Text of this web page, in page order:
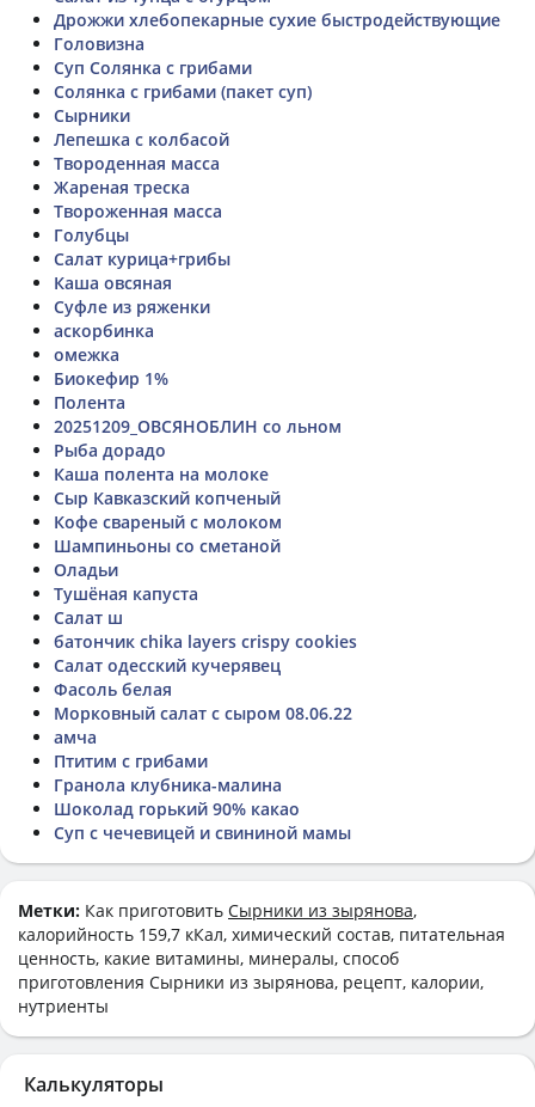
Дрожжи хлебопекарные сухие быстродействующие
Головизна
Суп Солянка с грибами
Солянка с грибами (пакет суп)
Сырники
Лепешка с колбасой
Твороденная масса
Жареная треска
Твороженная масса
Голубцы
Салат курица+грибы
Каша овсяная
Суфле из ряженки
аскорбинка
омежка
Биокефир 1%
Полента
20251209_ОВСЯНОБЛИН со льном
Рыба дорадо
Каша полента на молоке
Сыр Кавказский копченый
Кофе свареный с молоком
Шампиньоны со сметаной
Оладьи
Тушёная капуста
Салат ш
батончик chika layers crispy cookies
Салат одесский кучерявец
Фасоль белая
Морковный салат с сыром 08.06.22
амча
Птитим с грибами
Гранола клубника-малина
Шоколад горький 90% какао
Суп с чечевицей и свининой мамы
Метки: Как приготовить Сырники из зырянова,
калорийность 159,7 кКал, химический состав, питательная
ценность, какие витамины, минералы, способ
приготовления Сырники из зырянова, рецепт, калории,
нутриенты
Калькуляторы